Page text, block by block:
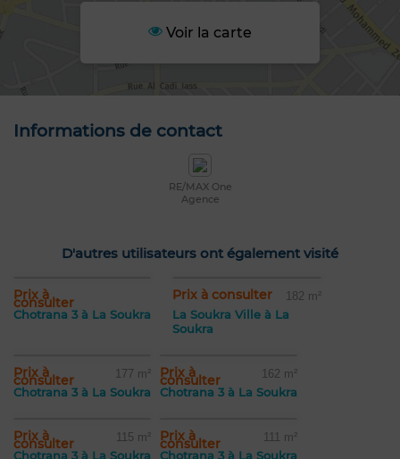
Voir la carte
Informations de contact
RE/MAX One
Agence
D'autres utilisateurs ont également visité
Prix à
consulter
Chotrana 3 à La Soukra
Prix à consulter 182 m²
La Soukra Ville à La
Soukra
Prix à
consulter 177 m²
Chotrana 3 à La Soukra
Prix à
consulter 162 m²
Chotrana 3 à La Soukra
Prix à
consulter 115 m²
Chotrana 3 à La Soukra
Prix à
consulter 111 m²
Chotrana 3 à La Soukra